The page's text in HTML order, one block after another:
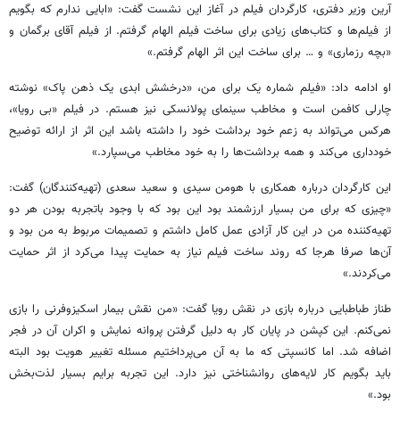
آرین وزیر دفتری، کارگردان فیلم در آغاز این نشست گفت: «ابایی ندارم که بگویم
از فیلم‌ها و کتاب‌های زیادی برای ساخت فیلم الهام گرفتم. از فیلم‌ آقای برگمان و
«بچه‌ رزماری» و … برای ساخت این اثر الهام گرفتم.»
او ادامه داد: «فیلم شماره یک برای من، «درخشش ابدی یک ذهن پاک» نوشته
چارلی کافمن است و مخاطب سینمای پولانسکی‌ نیز هستم. در فیلم «بی رویا»،
هرکس می‌تواند به زعم خود برداشت خود را داشته باشد این اثر از ارائه توضیح
خودداری می‌کند و همه برداشت‌ها را به خود مخاطب می‌سپارد.»
این کارگردان درباره همکاری با هومن سیدی و سعید سعدی (تهیه‌کنندگان) گفت:
«چیزی که برای من بسیار ارزشمند بود این بود که با وجود باتجربه بودن هر دو
تهیه‌کننده من در این کار آزادی عمل کامل داشتم و تصمیمات مربوط به من بود و
آن‌ها صرفا هرجا که روند ساخت فیلم نیاز به حمایت پیدا می‌کرد از اثر حمایت
می‌کردند.»
طناز طباطبایی درباره بازی در نقش رویا گفت: «من نقش بیمار اسکیزوفرنی را بازی
نمی‌کنم. این کپشن در پایان کار به دلیل گرفتن پروانه نمایش و اکران آن در فجر
اضافه شد. اما کانسپتی که ما به آن می‌پرداختیم مسئله تغییر هویت بود البته
باید بگویم کار لایه‌های روانشناختی نیز دارد. این تجربه برایم بسیار لذت‌بخش
بود.»